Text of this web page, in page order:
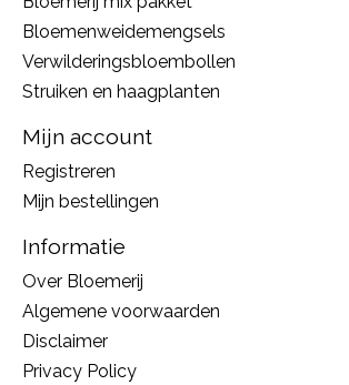
Bloemenweidemengsels
Verwilderingsbloembollen
Struiken en haagplanten
Mijn account
Registreren
Mijn bestellingen
Informatie
Over Bloemerij
Algemene voorwaarden
Disclaimer
Privacy Policy